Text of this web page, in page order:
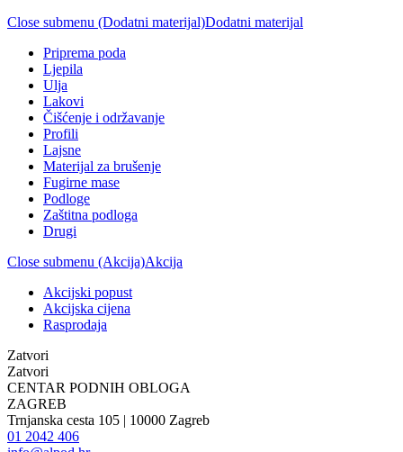
Close submenu (Dodatni materijal)Dodatni materijal
Priprema poda
Ljepila
Ulja
Lakovi
Čišćenje i održavanje
Profili
Lajsne
Materijal za brušenje
Fugirne mase
Podloge
Zaštitna podloga
Drugi
Close submenu (Akcija)Akcija
Akcijski popust
Akcijska cijena
Rasprodaja
Zatvori
Zatvori
CENTAR PODNIH OBLOGA
ZAGREB
Trnjanska cesta 105 | 10000 Zagreb
01 2042 406